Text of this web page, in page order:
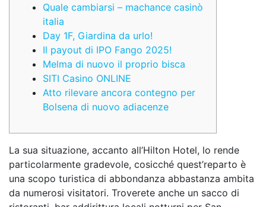
Quale cambiarsi – machance casinò
italia
Day 1F, Giardina da urlo!
Il payout di IPO Fango 2025!
Melma di nuovo il proprio bisca
SITI Casino ONLINE
Atto rilevare ancora contegno per
Bolsena di nuovo adiacenze
La sua situazione, accanto all’Hilton Hotel, lo rende
particolarmente gradevole, cosicché quest’reparto è
una scopo turistica di abbondanza abbastanza ambita
da numerosi visitatori. Troverete anche un sacco di